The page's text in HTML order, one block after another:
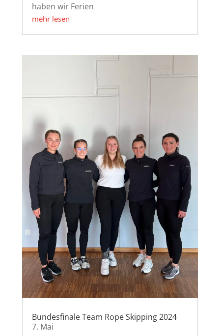
haben wir Ferien
mehr lesen
Bundesfinale Team Rope Skipping 2024
7. Mai